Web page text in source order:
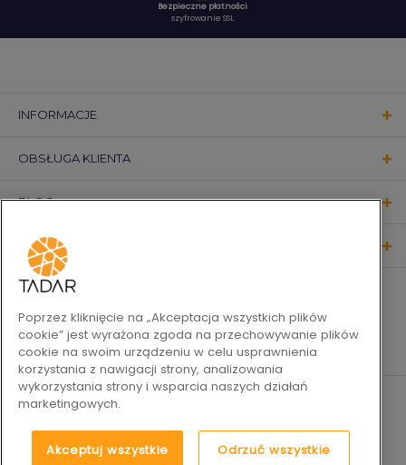
Bezpieczne płatności
szyfrowanie SSL
INFORMACJE
OBSŁUGA KLIENTA
BLOG
KONTAKT
Poprzez kliknięcie na „Akceptacja wszystkich plików
cookie” jest wyrażona zgoda na przechowywanie plików
cookie na swoim urządzeniu w celu usprawnienia
korzystania z nawigacji strony, analizowania
wykorzystania strony i wsparcia naszych działań
marketingowych.
Akceptuj wszystkie Odrzuć wszystkie